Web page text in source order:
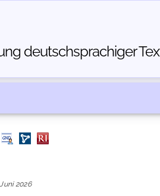
deutschsprachiger
2026